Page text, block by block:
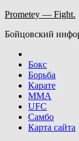
Skip
content
Prometey — Fight.
Бойцовский
Бокс
Борьба
Карате
ММА
UFC
Самбо
Карта сайта